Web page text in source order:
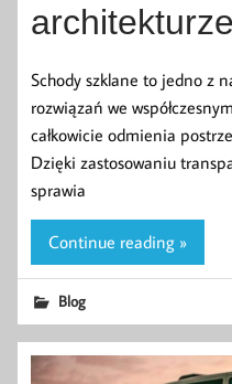
architekturze
Schody szklane to jedno z
rozwiązań we
całkowicie odmienia
Dzięki zastosowaniu
sprawia
Continue reading »
Blog